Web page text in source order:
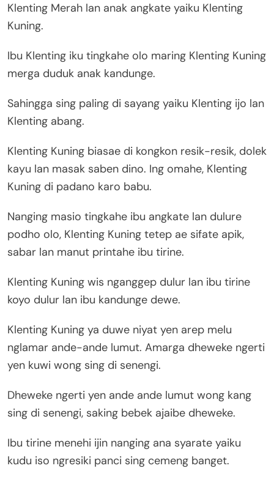
Klenting Merah lan anak angkate yaiku Klenting
Kuning.
Ibu Klenting iku tingkahe olo maring Klenting Kuning
merga duduk anak kandunge.
Sahingga sing paling di sayang yaiku Klenting ijo lan
Klenting abang.
Klenting Kuning biasae di kongkon resik-resik, dolek
kayu lan masak saben dino. Ing omahe, Klenting
Kuning di padano karo babu.
Nanging masio tingkahe ibu angkate lan dulure
podho olo, Klenting Kuning tetep ae sifate apik,
sabar lan manut printahe ibu tirine.
Klenting Kuning wis nganggep dulur lan ibu tirine
koyo dulur lan ibu kandunge dewe.
Klenting Kuning ya duwe niyat yen arep melu
nglamar ande-ande lumut. Amarga dheweke ngerti
yen kuwi wong sing di senengi.
Dheweke ngerti yen ande ande lumut wong kang
sing di senengi, saking bebek ajaibe dheweke.
Ibu tirine menehi ijin nanging ana syarate yaiku
kudu iso ngresiki panci sing cemeng banget.